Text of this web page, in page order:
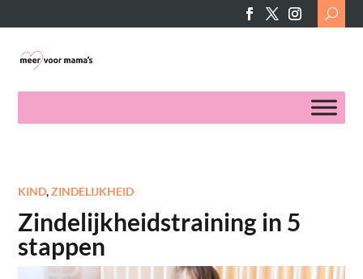
Search
for:
KIND,ZINDELIJKHEID
Zindelijkheidstraining in 5
stappen